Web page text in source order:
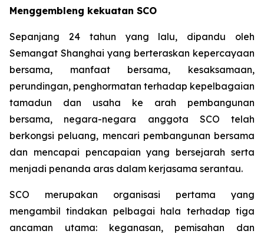
Menggembleng kekuatan SCO
Sepanjang 24 tahun yang lalu, dipandu oleh
Semangat Shanghai yang berteraskan kepercayaan
bersama, manfaat bersama, kesaksamaan,
perundingan, penghormatan terhadap kepelbagaian
tamadun dan usaha ke arah pembangunan
bersama, negara-negara anggota SCO telah
berkongsi peluang, mencari pembangunan bersama
dan mencapai pencapaian yang bersejarah serta
menjadi penanda aras dalam kerjasama serantau.
SCO merupakan organisasi pertama yang
mengambil tindakan pelbagai hala terhadap tiga
ancaman utama: keganasan, pemisahan dan